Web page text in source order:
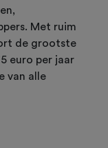
Met ruim
de grootste
euro per jaar
van alle